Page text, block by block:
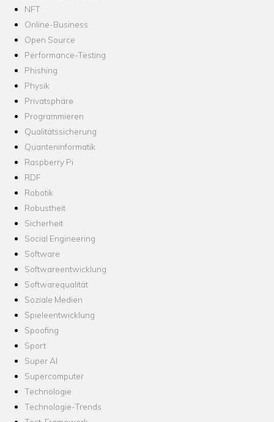
NFT
Online-Business
Open Source
Performance-Testing
Phishing
Physik
Privatsphäre
Programmieren
Qualitätssicherung
Quanteninformatik
Raspberry Pi
RDF
Robotik
Robustheit
Sicherheit
Social Engineering
Software
Softwareentwicklung
Softwarequalität
Soziale Medien
Spieleentwicklung
Spoofing
Sport
Super AI
Supercomputer
Technologie
Technologie-Trends